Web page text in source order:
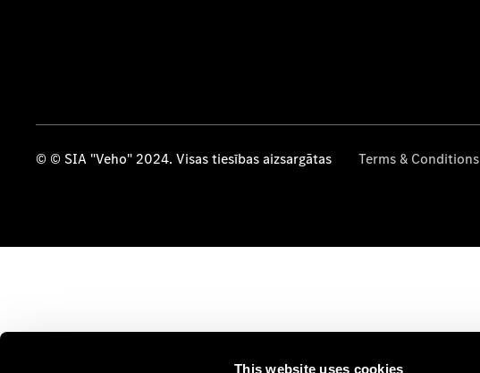
This website uses cookies
© © SIA "Veho" 2024. Visas tiesības aizsargātas Terms & Conditions